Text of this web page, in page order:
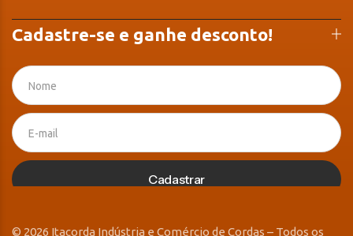
Cadastre-se e ganhe desconto!
Cadastrar
© 2026 Itacorda Indústria e Comércio de Cordas – Todos os